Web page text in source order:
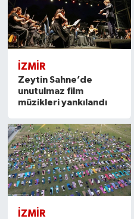
İZMIR
Zeytin Sahne’de
unutulmaz film
müzikleri yankılandı
İZMIR